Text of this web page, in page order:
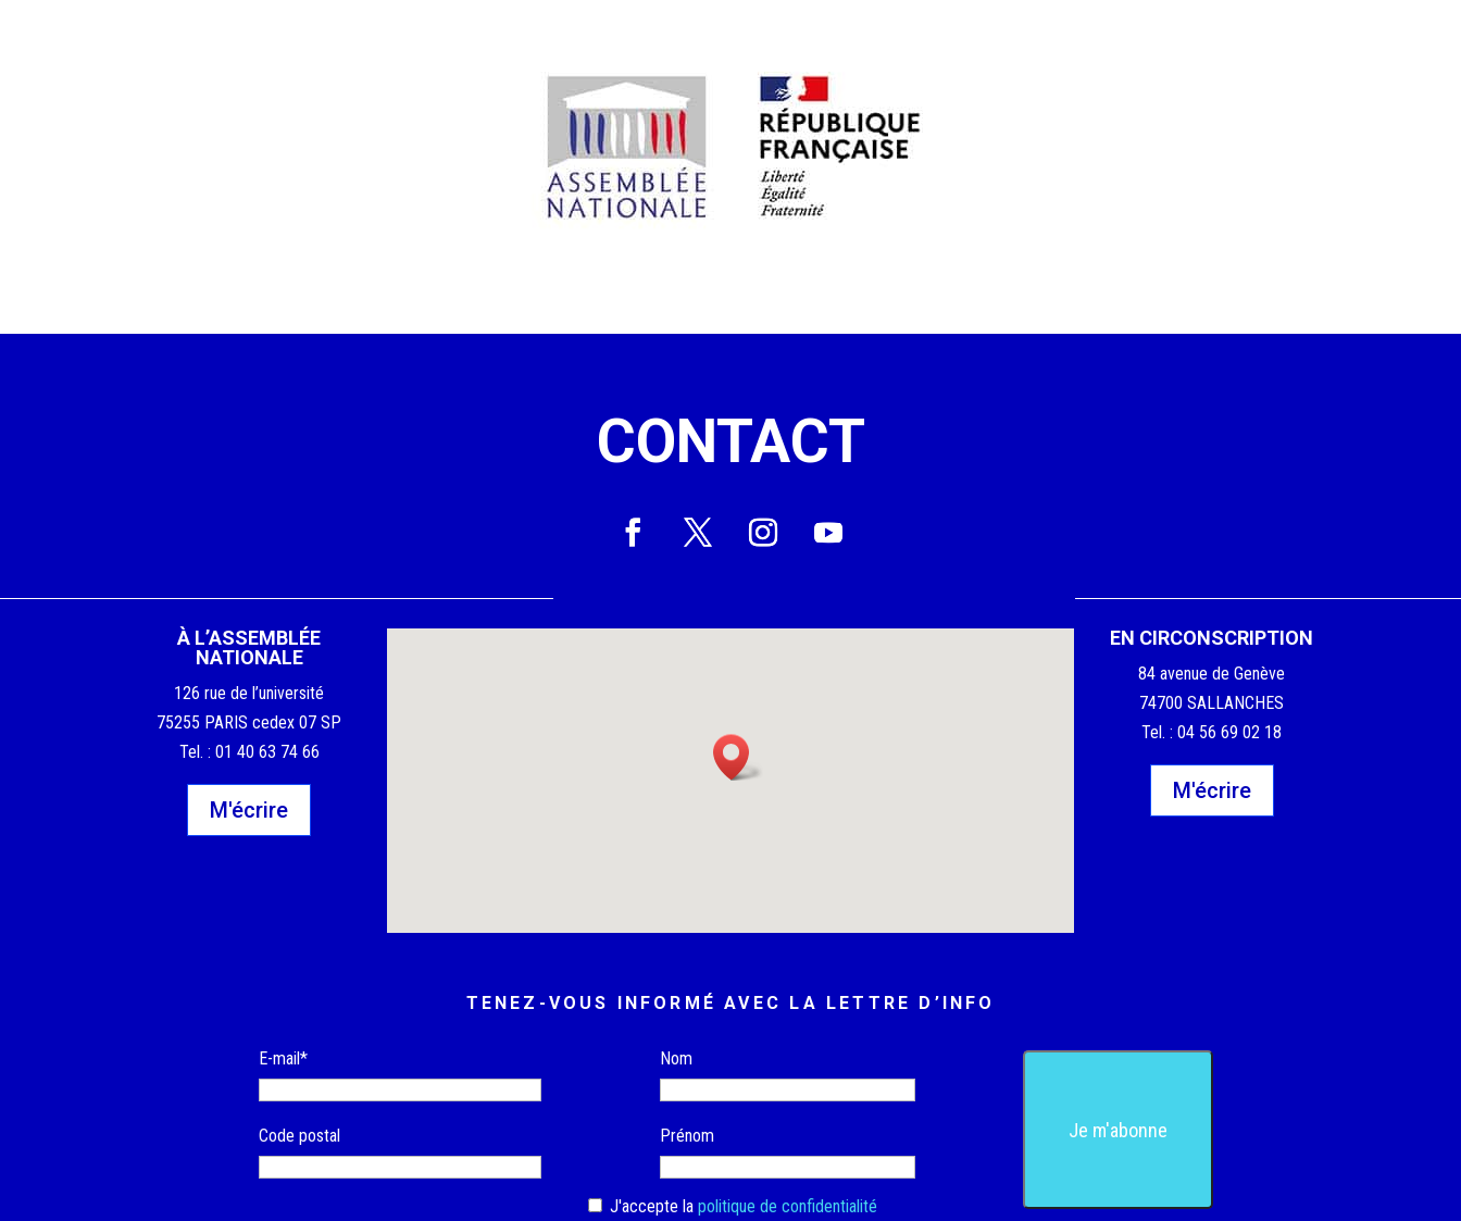
CONTACT
À L’ASSEMBLÉE
NATIONALE
126 rue de l’université
75255 PARIS cedex 07 SP
Tel. : 01 40 63 74 66
M'écrire
EN CIRCONSCRIPTION
84 avenue de Genève
74700 SALLANCHES
Tel. : 04 56 69 02 18
M'écrire
TENEZ-VOUS INFORMÉ AVEC LA LETTRE D’INFO
E-mail*
Code postal
Nom
Prénom
J'accepte la politique de confidentialité